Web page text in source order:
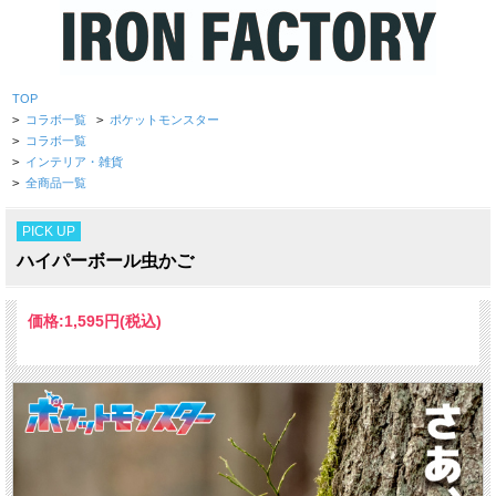
TOP
> コラボ一覧 > ポケットモンスター
> コラボ一覧
> インテリア・雑貨
> 全商品一覧
PICK UP
ハイパーボール虫かご
価格:1,595円(税込)